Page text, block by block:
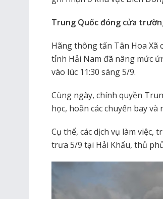
Trung Quốc đóng cửa
Hãng thông tấn Tân Hoa Xã
tỉnh Hải Nam đã nâng mức
vào lúc 11:30 sáng 5/9.
Cùng ngày, chính quyền
học, hoãn các chuyến bay
Cụ thể, các dịch vụ làm
trưa 5/9 tại Hải Khẩu, thủ